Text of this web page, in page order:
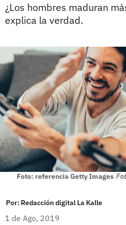
¿Los hombres maduran
explica la verdad.
Foto: referencia Getty Images
Por: Redacción digital La Kalle
1 de Ago, 2019